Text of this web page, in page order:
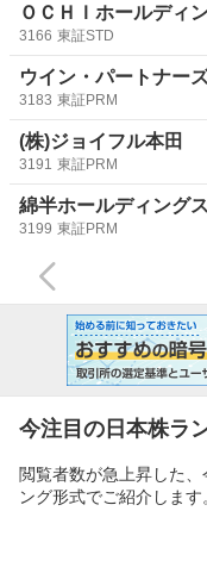
ＯＣＨＩホールディ
3166 東証STD
ウイン・パートナー
3183 東証PRM
(株)ジョイフル本田
3191 東証PRM
綿半ホールディング
3199 東証PRM
今注目の日本株ラ
閲覧者数が急上昇した
ング形式でご紹介します